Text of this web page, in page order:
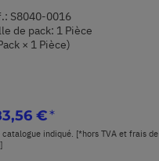
48 pouces
S8040-0016
de pack: 1 Pièce
× 1 Pièce)
€
catalogue indiqué. [*hors TVA et frais de